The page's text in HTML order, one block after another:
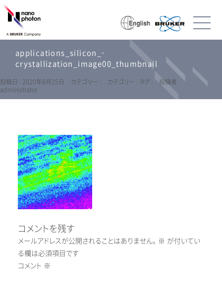
applications_silicon_-
crystallization_image00_thumbnail
投稿日 : 2020年8月25日 カテゴリー : カテゴリー : タグ :
投稿者 :
administrator
コメントを残す
メールアドレスが公開されることはありません。 ※ が付いてい
る欄は必須項目です
コメント ※